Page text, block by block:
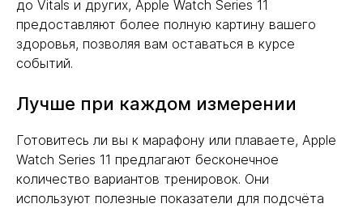
до Vitals и других, Apple Watch Series 11
предоставляют более полную картину вашего
здоровья, позволяя вам оставаться в курсе
событий.
Лучше при каждом измерении
Готовитесь ли вы к марафону или плаваете, Apple
Watch Series 11 предлагают бесконечное
количество вариантов тренировок. Они
используют полезные показатели для подсчёта